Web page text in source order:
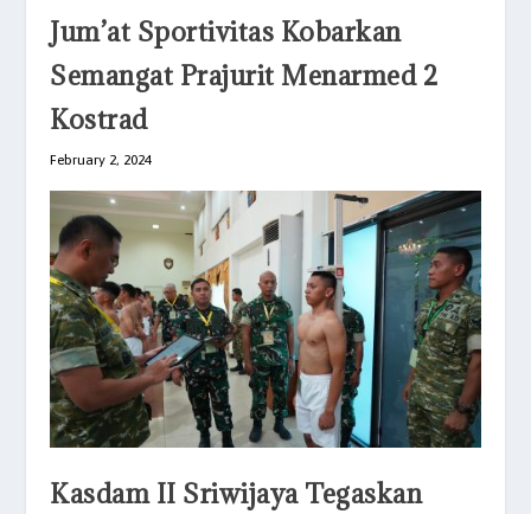
Jum’at Sportivitas Kobarkan
Semangat Prajurit Menarmed 2
Kostrad
February 2, 2024
Kasdam II Sriwijaya Tegaskan